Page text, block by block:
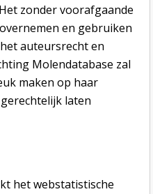
zonder voorafgaande
en gebruiken
auteursrecht en
Molendatabase zal
maken op haar
laten
het webstatistische